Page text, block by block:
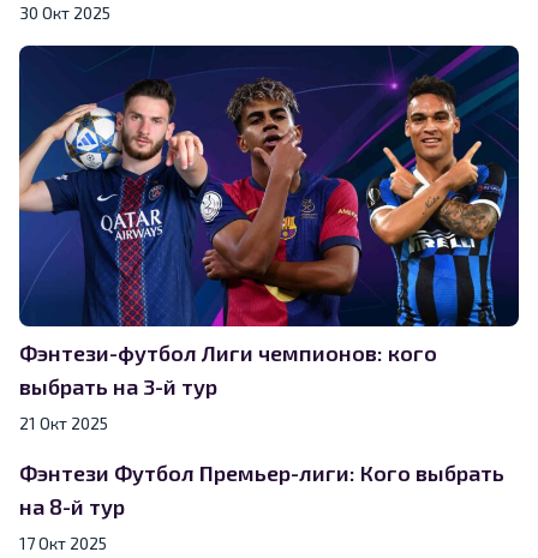
30 Окт 2025
Фэнтези-футбол Лиги чемпионов: кого
выбрать на 3-й тур
21 Окт 2025
Фэнтези Футбол Премьер-лиги: Кого выбрать
на 8-й тур
17 Окт 2025